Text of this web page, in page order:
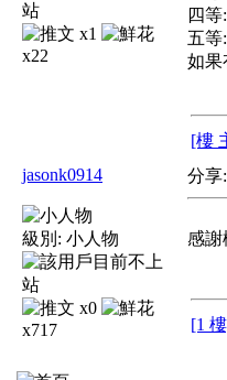
x1
x22
四等
五等
如果
[樓
jasonk0914
級別: 小人物
x0
x717
分享:
感謝
[1